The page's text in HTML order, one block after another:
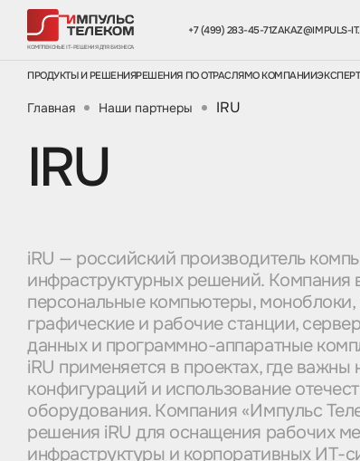
КОМПЛЕКСНЫЕ IT-РЕШЕНИЯ ДЛЯ БИЗНЕСА
+7 (499) 283-45-71ZAKAZ@IMPULS-
ПРОДУКТЫ И РЕШЕНИЯРЕШЕНИЯ ПО ОТРАСЛЯМО КОМПАНИИ
Главная Наши партнеры IRU
IRU
iRU — российский производитель
инфраструктурных решений. Компания
персональные компьютеры, моноблоки,
графические и рабочие станции,
данных и программно-аппаратные
iRU применяется в проектах, где важны
конфигураций и использование
оборудования. Компания «Импульс
решения iRU для оснащения рабочих
инфраструктуры и корпоративных ИТ-